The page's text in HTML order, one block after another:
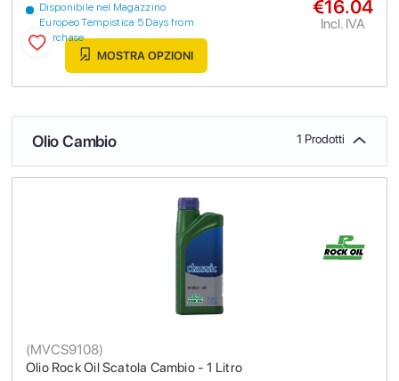
Disponibile nel Magazzino
Europeo Tempistica 5 Days from
purchase
€16.04
Incl. IVA
MOSTRA OPZIONI
Olio Cambio 1 Prodotti
Olio Rock Oil Scatola Cambio - 1 Litro
(MVCS9108)